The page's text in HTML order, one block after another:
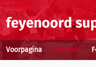
Voorpagina Nieuws